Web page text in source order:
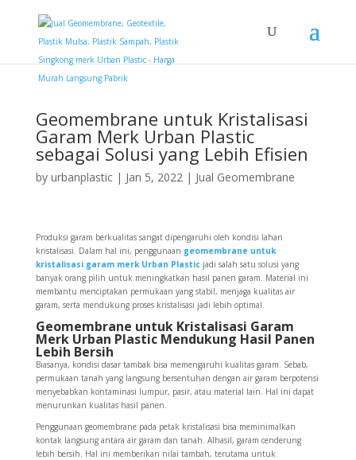
Geomembrane untuk Kristalisasi
Garam Merk Urban Plastic
sebagai Solusi yang Lebih Efisien
by urbanplastic| Jan 5, 2022| Jual Geomembrane
Produksi garam berkualitas sangat dipengaruhi oleh kondisi lahan
kristalisasi. Dalam hal ini, penggunaan geomembrane untuk
kristalisasi garam merk Urban Plastic jadi salah satu solusi yang
banyak orang pilih untuk meningkatkan hasil panen garam. Material ini
membantu menciptakan permukaan yang stabil, menjaga kualitas air
garam, serta mendukung proses kristalisasi jadi lebih optimal.
Geomembrane untuk Kristalisasi Garam
Merk Urban Plastic Mendukung Hasil Panen
Lebih Bersih
Biasanya, kondisi dasar tambak bisa memengaruhi kualitas garam. Sebab,
permukaan tanah yang langsung bersentuhan dengan air garam berpotensi
menyebabkan kontaminasi lumpur, pasir, atau material lain. Hal ini dapat
menurunkan kualitas hasil panen.
Penggunaan geomembrane pada petak kristalisasi bisa meminimalkan
kontak langsung antara air garam dan tanah. Alhasil, garam cenderung
lebih bersih. Hal ini memberikan nilai tambah, terutama untuk